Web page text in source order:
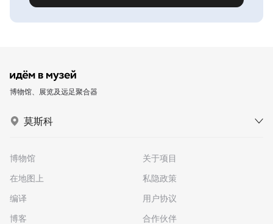
博物馆、展览及远足聚合器
莫斯科
博物馆
在地图上
编译
博客
关于项目
私隐政策
用户协议
合作伙伴